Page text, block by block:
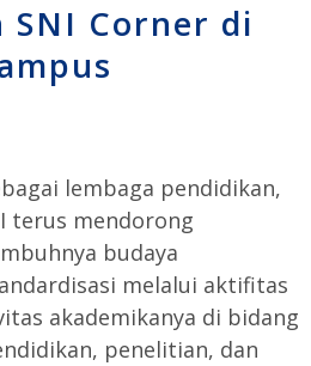
SNI Corner di
lembaga pendidikan,
terus mendorong
budaya
melalui aktifitas
akademikanya di bidang
penelitian, dan